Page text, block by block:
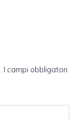
I campi obbligatori